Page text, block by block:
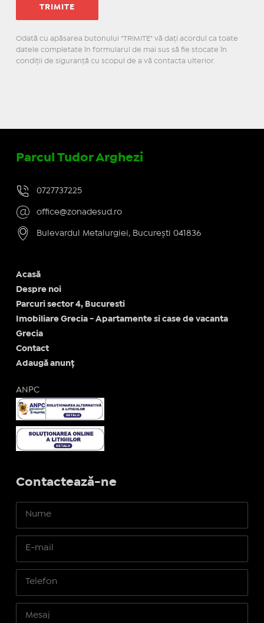
Odată cu apăsarea butonului "TRIMITE" vă daţi acordul ca toate
datele completate în formularul de mai sus să fie stocate în
condiţii de siguranţă cu scopul de a vă contacta ulterior.
Parcul Tudor Arghezi
0727737225
office@zonadesud.ro
Bulevardul Metalurgiei, București 041836
Acasă
Despre noi
Parcuri sector 4, Bucuresti
Imobiliare Grecia - Apartamente si case de vacanta
Grecia
Contact
Adaugă anunț
ANPC
Contactează-ne